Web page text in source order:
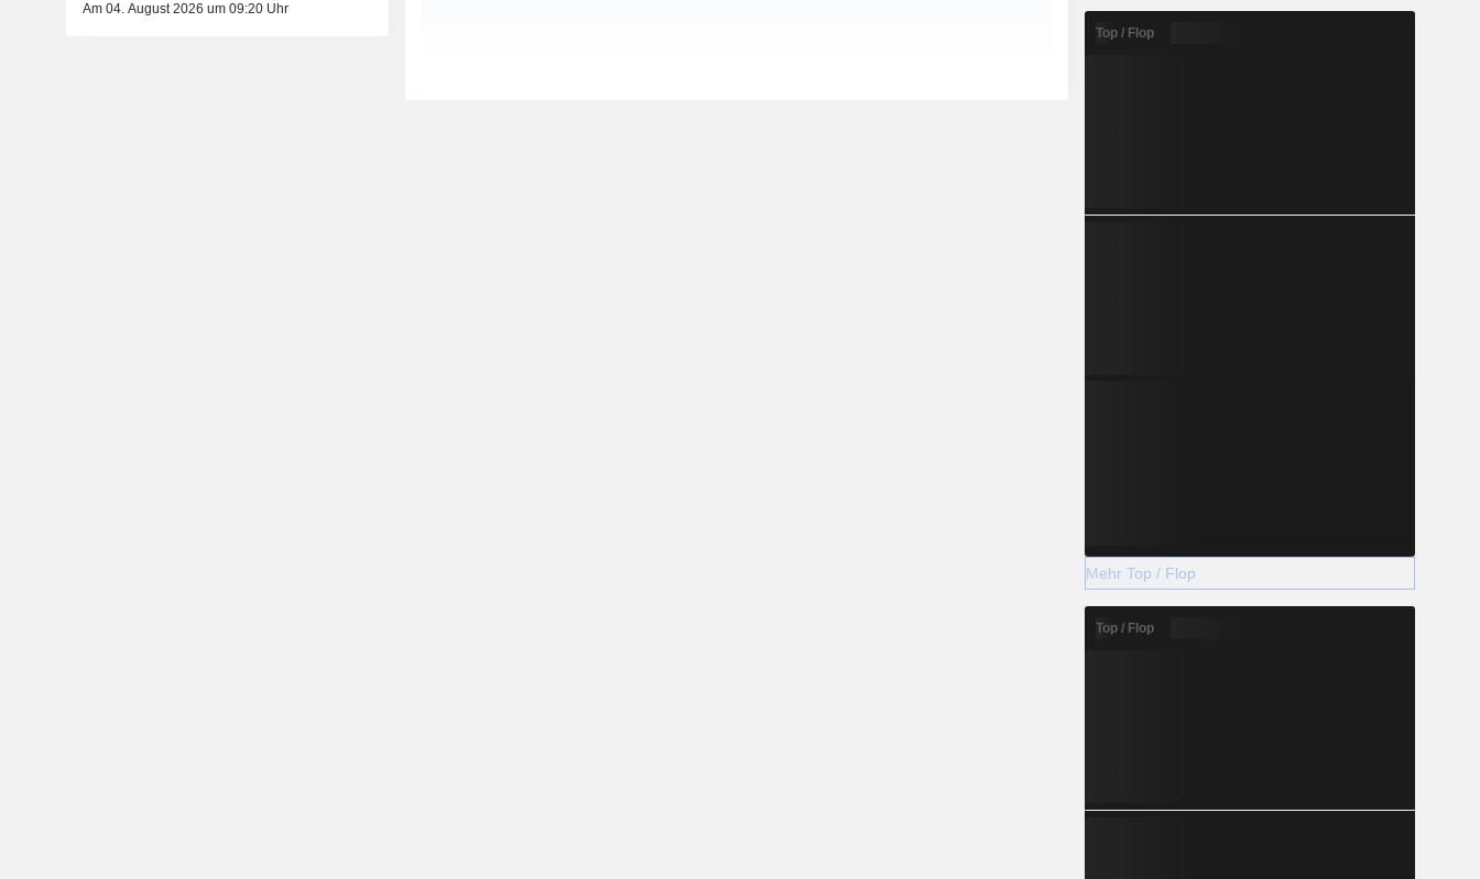
Am 04. August 2026 um 09:20 Uhr
Top / Flop
Mehr Top / Flop
Top / Flop